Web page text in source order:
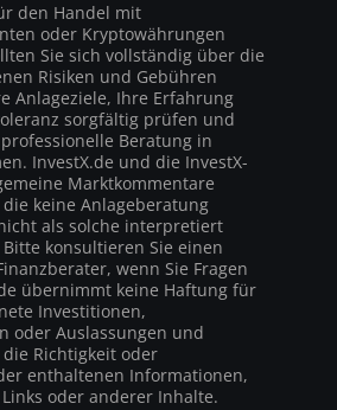
den Handel mit
oder Kryptowährungen
Sie sich vollständig über die
Risiken und Gebühren
Anlageziele, Ihre Erfahrung
sorgfältig prüfen und
Beratung in
InvestX.de und die InvestX-
Marktkommentare
keine Anlageberatung
als solche interpretiert
konsultieren Sie einen
wenn Sie Fragen
übernimmt keine Haftung für
Investitionen,
oder Auslassungen und
Richtigkeit oder
enthaltenen Informationen,
oder anderer Inhalte.